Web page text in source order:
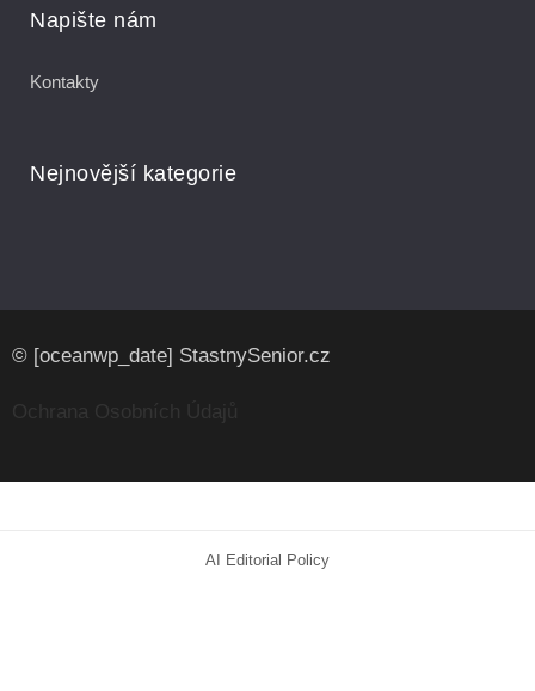
Napište nám
Kontakty
Nejnovější kategorie
© [oceanwp_date] StastnySenior.cz
AI Editorial Policy